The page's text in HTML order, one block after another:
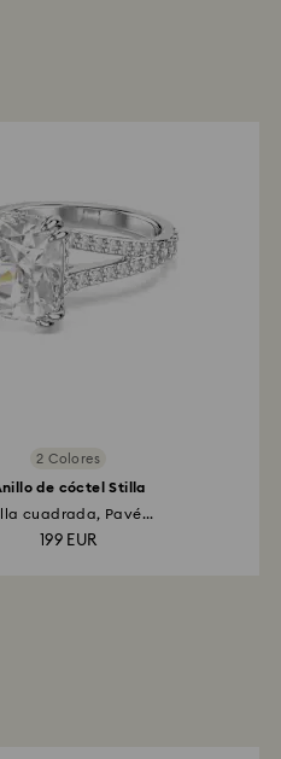
método de
se
tardará hasta 3 o
2 Colores
de cóctel Stilla
cuadrada, Pavé...
199 EUR